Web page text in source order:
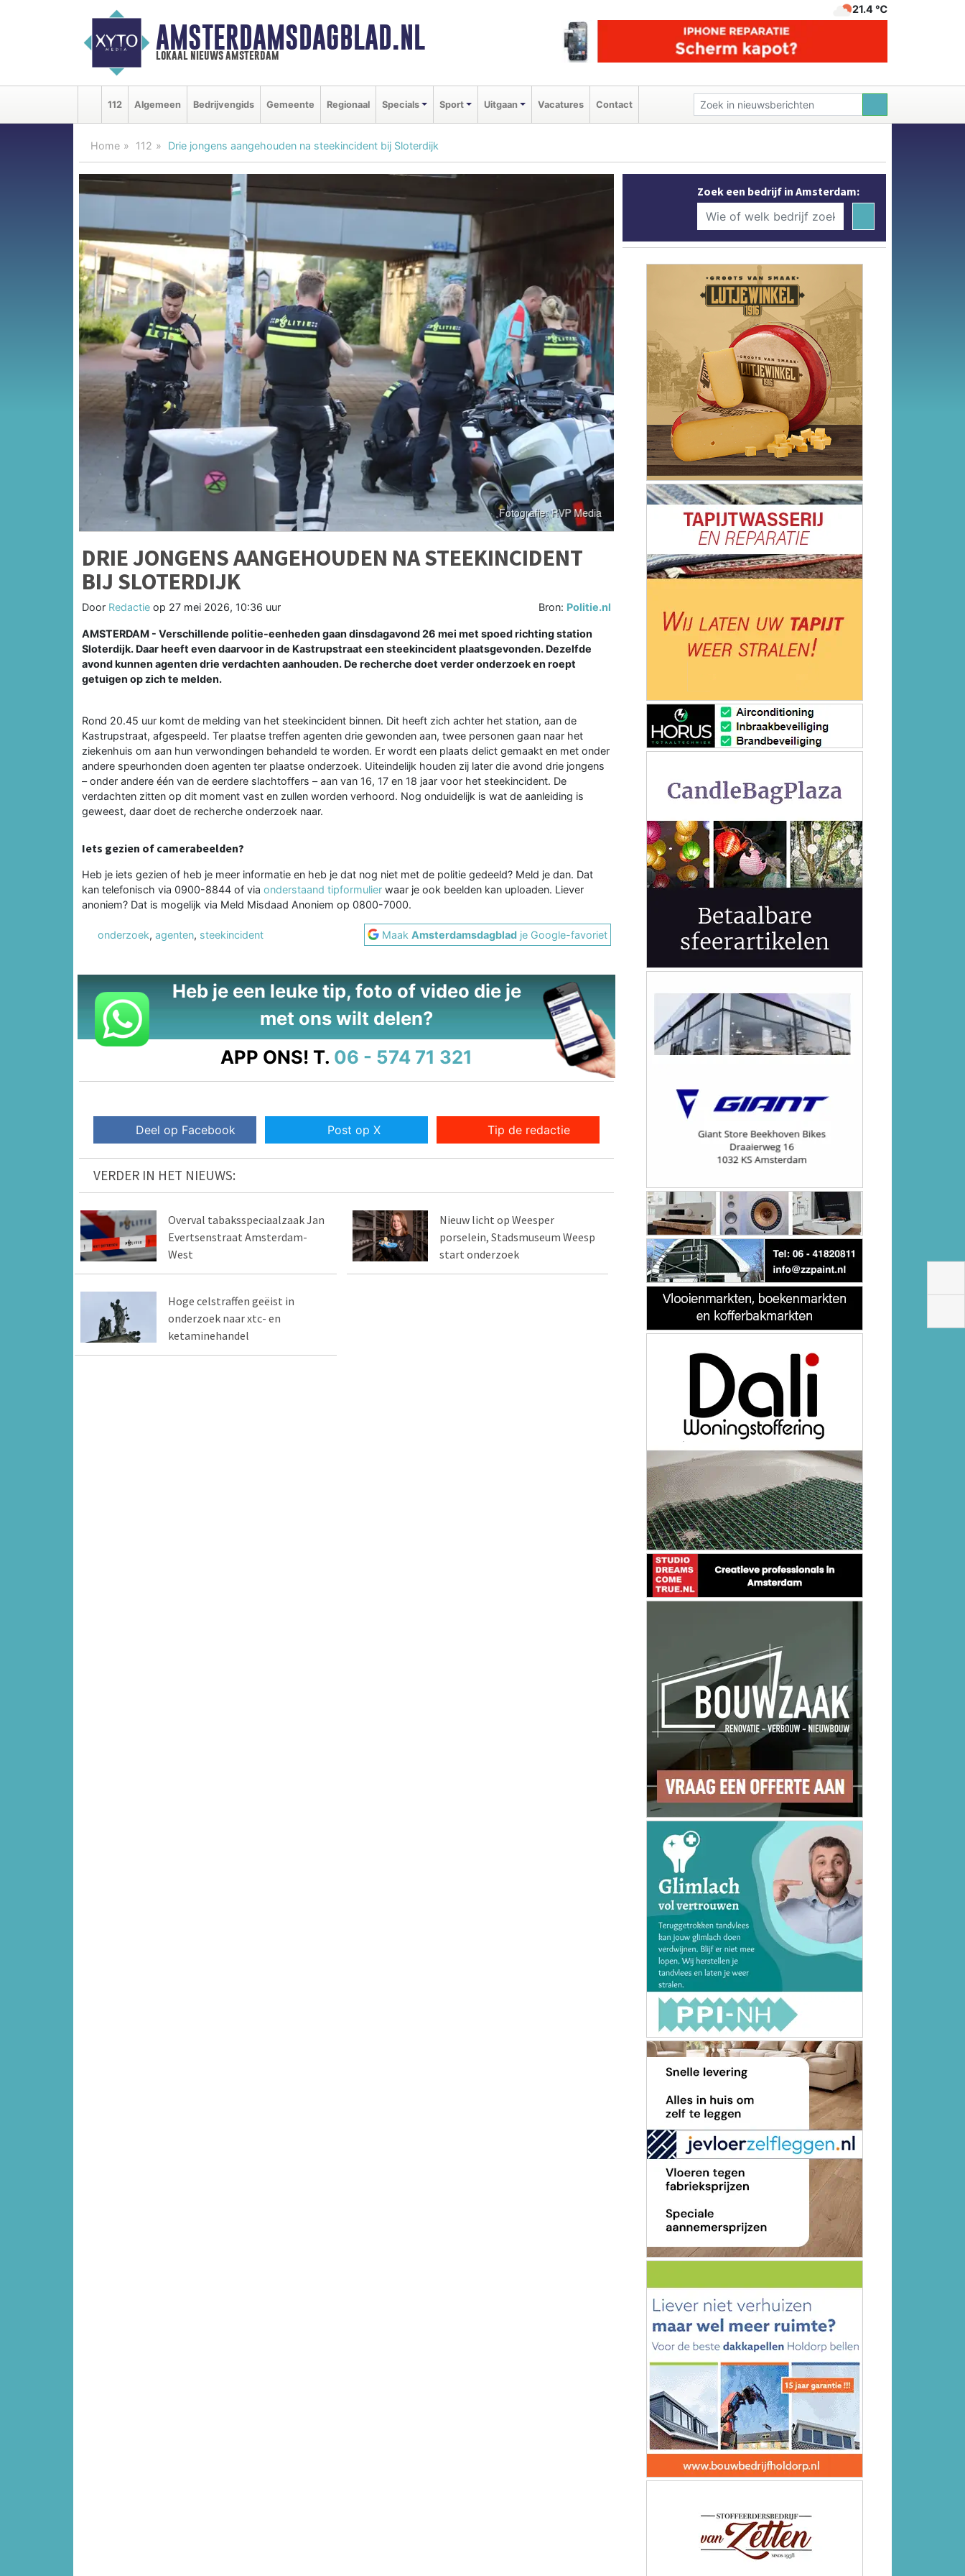
AMSTERDAMSDAGBLAD.NL
lokaal nieuws amsterdam
21.4 ℃
112 Algemeen Bedrijvengids Gemeente Regionaal Specials Sport Uitgaan Vacatures Contact
Home 112 Drie jongens aangehouden na steekincident bij Sloterdijk
DRIE JONGENS AANGEHOUDEN NA STEEKINCIDENT
BIJ SLOTERDIJK
Door Redactie op 27 mei 2026, 10:36 uur Bron: Politie.nl
AMSTERDAM - Verschillende politie-eenheden gaan dinsdagavond 26 mei met spoed richting station
Sloterdijk. Daar heeft even daarvoor in de Kastrupstraat een steekincident plaatsgevonden. Dezelfde
avond kunnen agenten drie verdachten aanhouden. De recherche doet verder onderzoek en roept
getuigen op zich te melden.
Rond 20.45 uur komt de melding van het steekincident binnen. Dit heeft zich achter het station, aan de
Kastrupstraat, afgespeeld. Ter plaatse treffen agenten drie gewonden aan, twee personen gaan naar het
ziekenhuis om aan hun verwondingen behandeld te worden. Er wordt een plaats delict gemaakt en met onder
andere speurhonden doen agenten ter plaatse onderzoek. Uiteindelijk houden zij later die avond drie jongens
– onder andere één van de eerdere slachtoffers – aan van 16, 17 en 18 jaar voor het steekincident. De
verdachten zitten op dit moment vast en zullen worden verhoord. Nog onduidelijk is wat de aanleiding is
geweest, daar doet de recherche onderzoek naar.
Iets gezien of camerabeelden?
Heb je iets gezien of heb je meer informatie en heb je dat nog niet met de politie gedeeld? Meld je dan. Dat
kan telefonisch via 0900-8844 of via onderstaand tipformulier waar je ook beelden kan uploaden. Liever
anoniem? Dat is mogelijk via Meld Misdaad Anoniem op 0800-7000.
onderzoek, agenten, steekincident MaakAmsterdamsdagblad je Google-favoriet
Heb je een leuke tip, foto of video die je
met ons wilt delen?
APP ONS! T. 06 - 574 71 321
Deel op Facebook Post op X Tip de redactie
VERDER IN HET NIEUWS:
Overval tabaksspeciaalzaak Jan
Evertsenstraat Amsterdam-
West
Nieuw licht op Weesper
porselein, Stadsmuseum Weesp
start onderzoek
Hoge celstraffen geëist in
onderzoek naar xtc- en
ketaminehandel
Zoek een bedrijf in Amsterdam: